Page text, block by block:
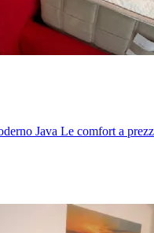
Java Le comfort a